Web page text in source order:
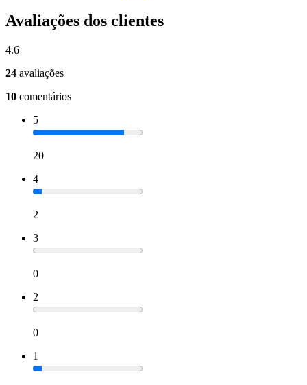
Avaliações dos clientes
4.6
24 avaliações
10 comentários
5
20
4
2
3
0
2
0
1